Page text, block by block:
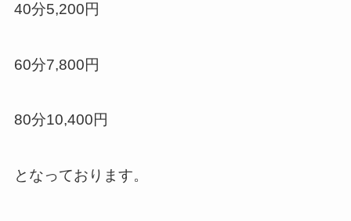
40分5,200円
60分7,800円
80分10,400円
となっております。